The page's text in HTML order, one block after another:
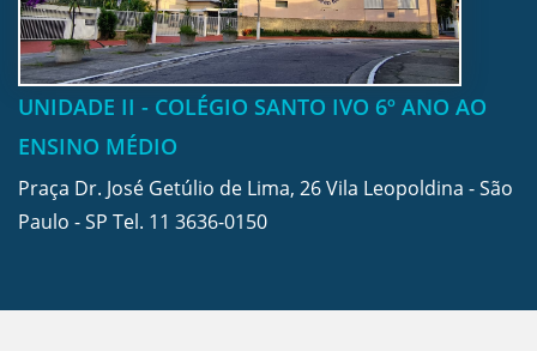
UNIDADE II - COLÉGIO SANTO IVO 6º ANO AO
ENSINO MÉDIO
Praça Dr. José Getúlio de Lima, 26 Vila Leopoldina - São
Paulo - SP Tel. 11 3636-0150